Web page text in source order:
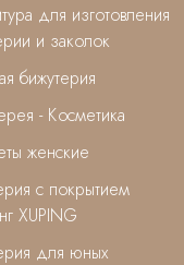
для изготовления
и заколок
бижутерия
- Косметика
женские
с покрытием
XUPING
для юных